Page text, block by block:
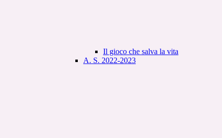
Il gioco che salva la vita
A. S. 2022-2023